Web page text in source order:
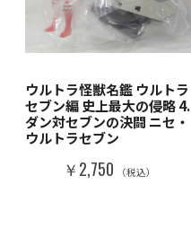
ウルトラ怪獣名鑑 ウルトラ
セブン編 史上最大の侵略 4.
ダン対セブンの決闘 ニセ・
ウルトラセブン
￥2,750 （税込）